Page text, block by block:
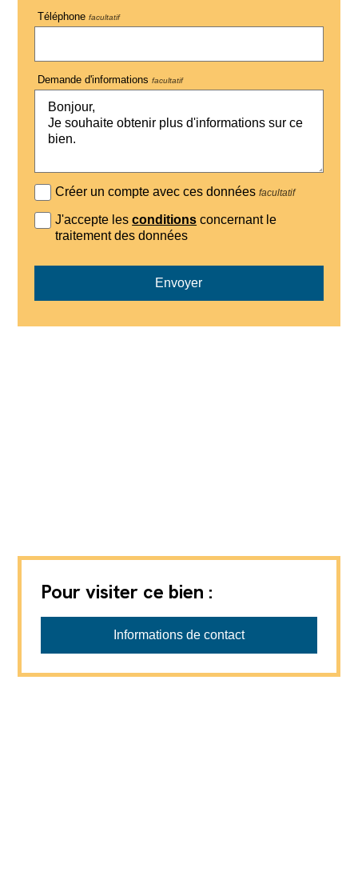
Téléphone facultatif
Demande d'informations facultatif
Créer un compte avec ces donnéesfacultatif
J'accepte lesconditions concernant le
traitement des données
Envoyer
Pour visiter ce bien :
Régie Châtel SA
Informations de contact